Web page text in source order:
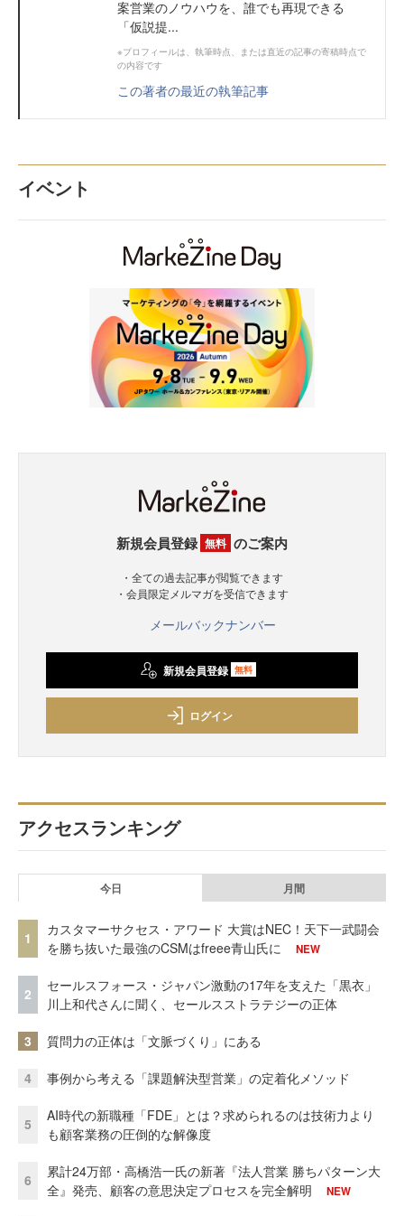
案営業のノウハウを、誰でも再現できる
「仮説提...
※プロフィールは、執筆時点、または直近の記事の寄稿時点で
の内容です
この著者の最近の執筆記事
イベント
新規会員登録 無料 のご案内
・全ての過去記事が閲覧できます
・会員限定メルマガを受信できます
メールバックナンバー
新規会員登録 無料
ログイン
アクセスランキング
今日 月間
1
カスタマーサクセス・アワード 大賞はNEC！天下一武闘会
を勝ち抜いた最強のCSMはfreee青山氏に
NEW
2
セールスフォース・ジャパン激動の17年を支えた「黒衣」
川上和代さんに聞く、セールスストラテジーの正体
3 質問力の正体は「文脈づくり」にある
4 事例から考える「課題解決型営業」の定着化メソッド
5
AI時代の新職種「FDE」とは？求められるのは技術力より
も顧客業務の圧倒的な解像度
6
累計24万部・高橋浩一氏の新著『法人営業 勝ちパターン大
全』発売、顧客の意思決定プロセスを完全解明
NEW